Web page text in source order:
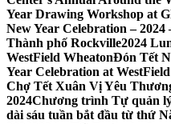
Year Drawing Workshop at
New Year Celebration –
Thành phố Rockville2024
WestField WheatonĐón Tết
Year Celebration at
Chợ Tết Xuân Vị Yêu
2024Chương trình Tự quản
dài sáu tuần bắt đầu từ thứ